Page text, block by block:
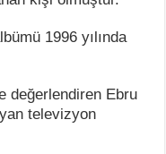
1996 yılında
değerlendiren Ebru
televizyon